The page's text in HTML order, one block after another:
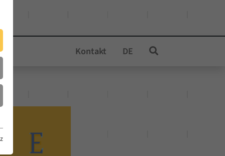
Kontakt DE